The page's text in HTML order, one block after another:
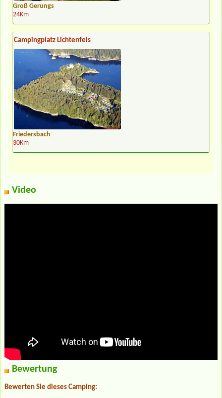
Groß Gerungs
24Km
Campingplatz Lichtenfels
Friedersbach
30Km
Video
Bewertung
Bewerten Sie dieses Camping: